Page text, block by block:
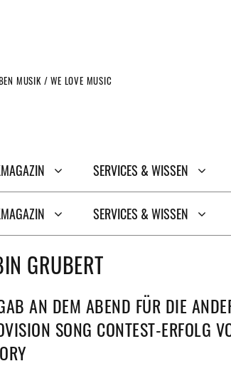
MUSIK / WE LOVE MUSIC
SERVICES & WISSEN
SERVICES & WISSEN
GRUBERT
AN DEM ABEND FÜR DIE
SONG CONTEST-ERFOLG